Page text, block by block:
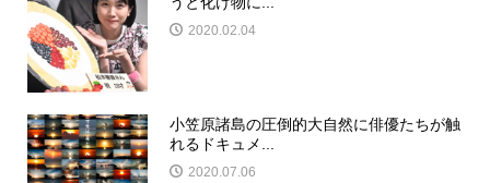
2020.02.04
小笠原諸島の圧倒的大自然に俳優たちが触
れるドキュメ...
2020.07.06